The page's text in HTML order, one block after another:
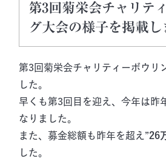
第3回菊栄会チャリテ
グ大会の様子を掲載し
第3回菊栄会チャリティーボウリ
した。
早くも第3回目を迎え、今年は昨
なりました。
また、募金総額も昨年を超え”26
した。